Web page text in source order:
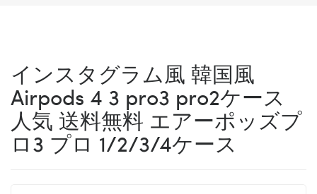
インスタグラム風 韓国風
Airpods 4 3 pro3 pro2ケース
人気 送料無料 エアーポッズプ
ロ3 プロ 1/2/3/4ケース